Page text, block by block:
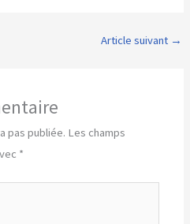
Article suivant →
pas publiée. Les champs
*